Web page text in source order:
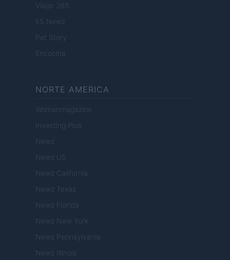
Viajar 365
ES Newz
Pet Story
Encocina
NORTE AMERICA
Womanmagazine
Investing Plus
Newz
Newz US
Newz California
Newz Texas
Newz Florida
Newz New York
Newz Pennsylvania
Newz Illinois